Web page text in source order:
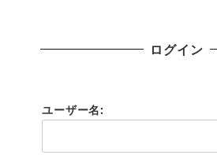
ログイン
ユーザー名: